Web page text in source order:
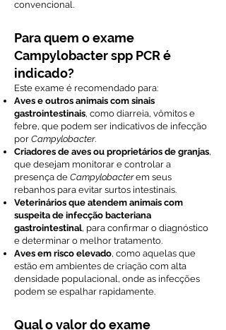
convencional.
Para quem o exame
Campylobacter spp PCR é
indicado?
Este exame é recomendado para:
Aves e outros animais com sinais
gastrointestinais, como diarreia, vômitos e
febre, que podem ser indicativos de infecção
por Campylobacter.
Criadores de aves ou proprietários de granjas,
que desejam monitorar e controlar a
presença de Campylobacterem seus
rebanhos para evitar surtos intestinais.
Veterinários que atendem animais com
suspeita de infecção bacteriana
gastrointestinal, para confirmar o diagnóstico
e determinar o melhor tratamento.
Aves em risco elevado, como aquelas que
estão em ambientes de criação com alta
densidade populacional, onde as infecções
podem se espalhar rapidamente.
Qual o valor do exame